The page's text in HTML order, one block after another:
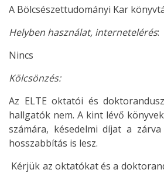
A Bölcsészettudományi Kar
Helyben használat, internetelérés:
Nincs
Kölcsönzés:
Az ELTE oktatói és
hallgatók nem. A kint lévő
számára, késedelmi díjat a
hosszabbítás is lesz.
Kérjük az oktatókat és a